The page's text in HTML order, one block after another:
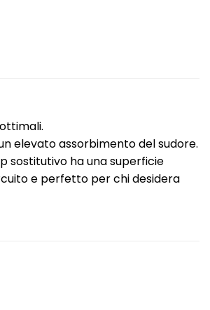
elevato assorbimento del sudore.
sostitutivo ha una superficie
e perfetto per chi desidera